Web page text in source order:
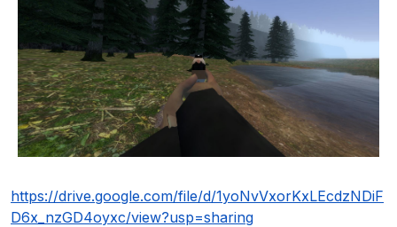
https://drive.google.com/file/d/1yoNvVxorKxLEcdzNDiF
D6x_nzGD4oyxc/view?usp=sharing